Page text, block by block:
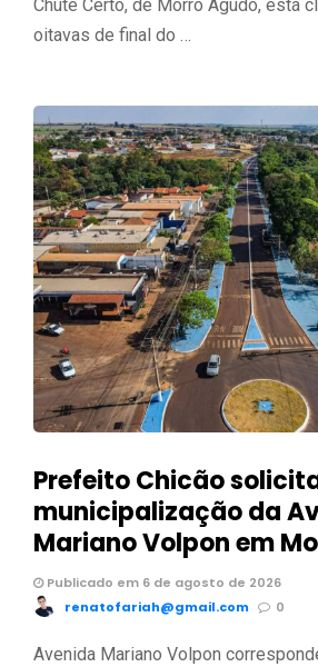
Chute Certo, de Morro Agudo, está
oitavas de final do …
Prefeito Chicão solicita
municipalização da
Mariano Volpon em
Publicado em 6 de agosto de 2026
renatofariah@gmail.com
0
Avenida Mariano Volpon